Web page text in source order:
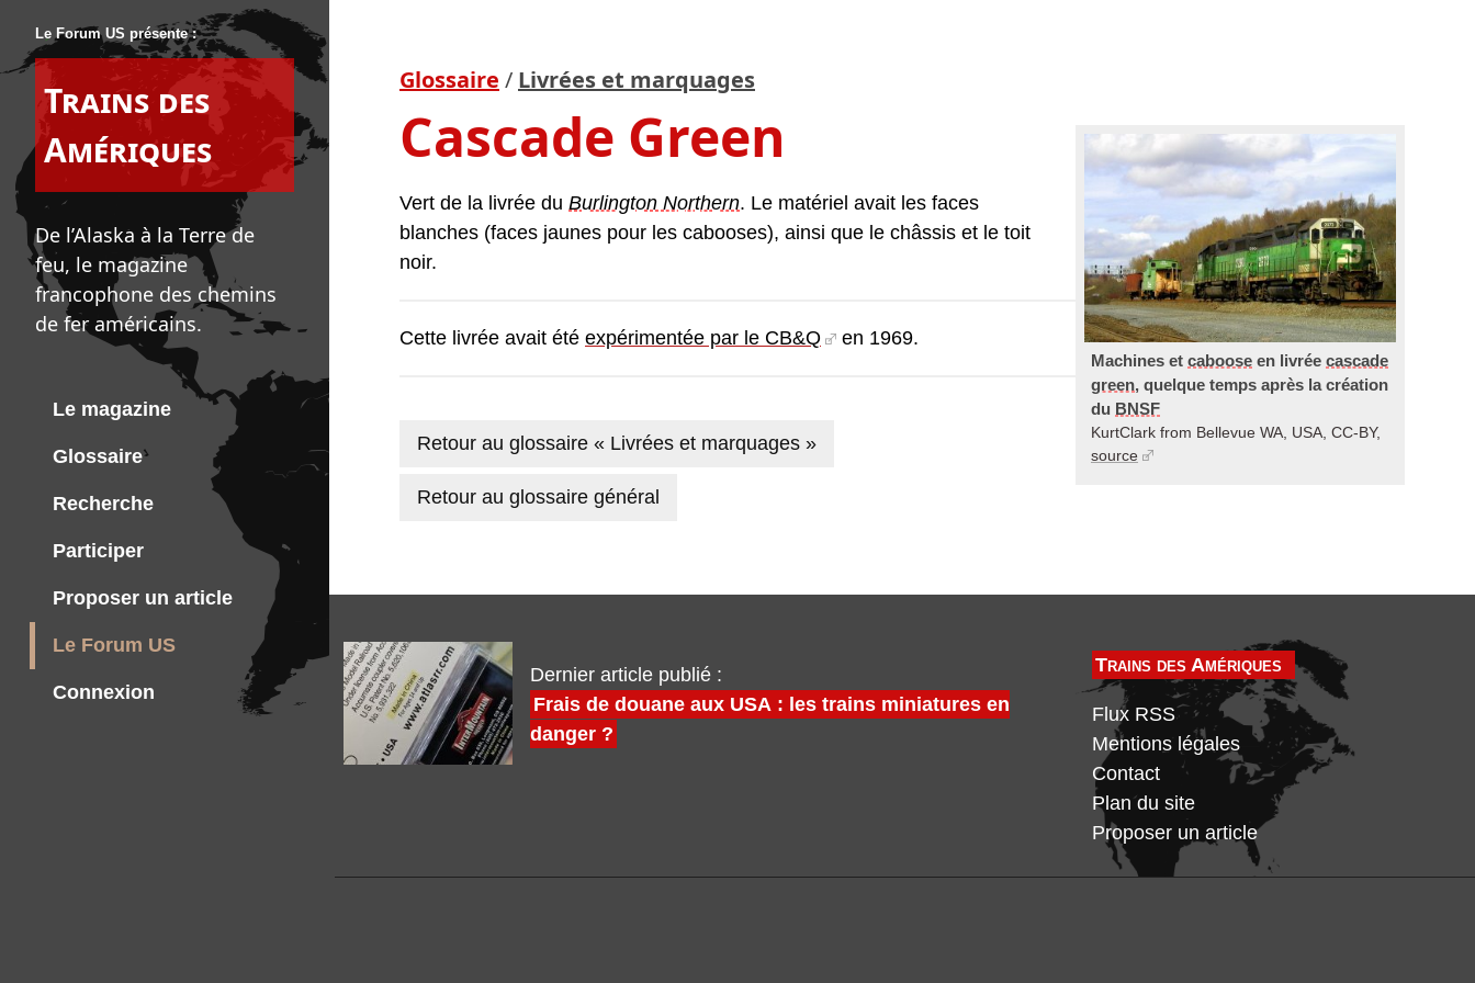
Le Forum US présente :
Trains des
Amériques
De l’Alaska à la Terre de
feu, le magazine
francophone des chemins
de fer américains.
Le magazine
Glossaire
Recherche
Participer
Proposer un article
Le Forum US
Connexion
Glossaire / Livrées et marquages
Machines et caboose en livrée cascade
green, quelque temps après la création
du BNSF
KurtClark from Bellevue WA, USA, CC-BY,
source
Cascade Green
Vert de la livrée du Burlington Northern. Le matériel avait les faces
blanches (faces jaunes pour les cabooses), ainsi que le châssis et le toit
noir.
Cette livrée avait été expérimentée par le CB&Q en 1969.
Retour au glossaire « Livrées et marquages »
Retour au glossaire général
Dernier article publié :
Frais de douane aux USA : les trains miniatures en
danger ?
Trains des Amériques
Flux RSS
Mentions légales
Contact
Plan du site
Proposer un article